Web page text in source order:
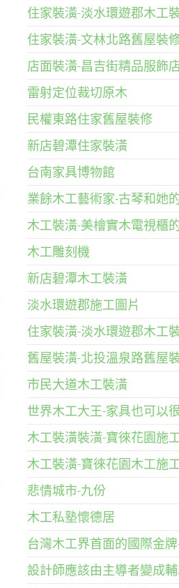
住家裝潢-淡水環遊郡木工
住家裝潢-文林北路舊屋裝
店面裝潢-昌吉街精品服飾
雷射定位裁切原木
民權東路住家舊屋裝修
新店碧潭住家裝潢
台南家具博物館
業餘木工藝術家-古琴和她
木工裝潢-美檜實木電視櫃
木工雕刻機
新店碧潭木工裝潢
淡水環遊郡施工圖片
住家裝潢-淡水環遊郡木工
舊屋裝潢-北投溫泉路舊屋
市民大道木工裝潢
世界木工大王-家具也可以
木工裝潢裝潢-寶徠花園施
木工裝潢-寶徠花園木工施
悲情城市-九份
木工私塾懷德居
台灣木工界首面的國際金
設計師應該由主導者變成